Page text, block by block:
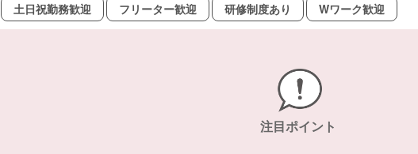
土日祝勤務歓迎
フリーター歓迎 研修制度あり Wワーク歓迎
注目ポイント